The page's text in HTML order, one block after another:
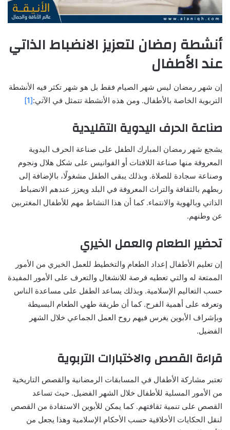
أنشطة رمضان لتعزيز الانضباط الذاتي
عند الأطفال
إن شهر رمضان ليس شهر الصيام فقط بل هو شهر تكثر فيه الأنشطة
التربوية الخاصة بالأطفال. ومن هذه الأنشطة تتمثل في الآتي:[1]
صناعة الحرف اليدوية التقليدية
يشجع شهر رمضان المبارك الطفل على صناعة الحرف اليدوية
المعروفة منها صناعة اللافتات أو الفوانيس على شكل هلال ونجوم
وصناعة سجادة للصلاة. وبذلك يبقى الطفل مشغولًا، بالإضافة إلى
ربطهم بالثقافة والتراث المعروفة في البلد ويعزز عندهم الانضباط
الذاتي وبالهوية والانتماء. كما أن هذا النشاط مهم للأطفال المغتربين
عن وطنهم.
تحضير الطعام والعمل الخيري
إن تعليم الأطفال إعداد الطعام والتخطيط للعمل الخيري من الأمور
الممتعة له والتي تعطيه فرصة للانشغال والتعرف على الأمور المفيدة
حسب التعاليم الإسلامية. وبذلك يساعد الطفل على مساعدة الناس
وتعرفه على أهمية الفرح. كما أن طريقة طهي الطعام البسيطة
وبإشراف الأبوين يغرس فيهم روح العمل الجماعي خلال الشهر
الفضيل.
قراءة القصص والاختبارات التربوية
تعتبر مشاركة الأطفال في المسابقات الرمضانية والقصص التاريخية
من الأمور المسلية للأطفال خلال الشهر الفضيل. حيث تساعد
القصص على تنمية ثقافتهم. كما يمكن للأبوين الاستفادة من القصص
لنقل الحكايات الأخلاقية حسب الأحكام الإسلامية وهذا يجعل من